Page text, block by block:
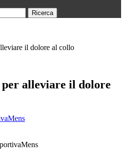
il dolore al collo
alleviare il dolore